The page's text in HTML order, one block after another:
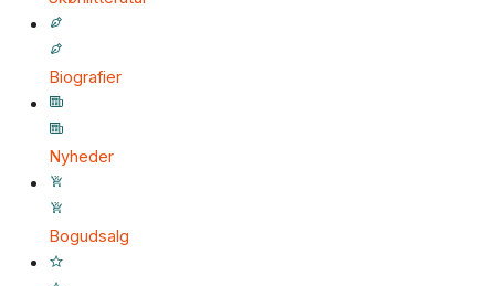
Biografier
Nyheder
Bogudsalg